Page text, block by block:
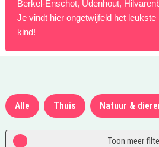
Berkel-Enschot, Udenhout,
Je vindt hier ongetwijfeld het
kind!
Alle Thuis Natuur &
Toon meer